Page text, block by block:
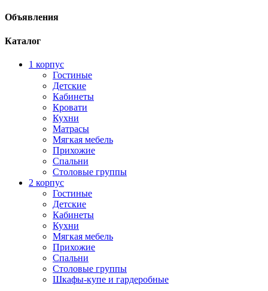
Объявления
Каталог
1 корпус
Гостиные
Детские
Кабинеты
Кровати
Кухни
Матрасы
Мягкая мебель
Прихожие
Спальни
Столовые группы
2 корпус
Гостиные
Детские
Кабинеты
Кухни
Мягкая мебель
Прихожие
Спальни
Столовые группы
Шкафы-купе и гардеробные